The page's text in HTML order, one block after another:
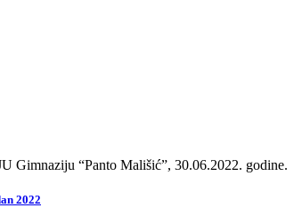
Gimnaziju “Panto Mališić”, 30.06.2022. godine.
2022